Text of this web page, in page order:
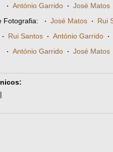
· António Garrido · José Matos
Fotografia: · José Matos · Rui
· Rui Santos · António Garrido ·
· António Garrido · José Matos